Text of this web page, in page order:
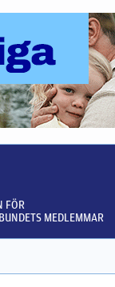
FÖR
MEDLEMMAR